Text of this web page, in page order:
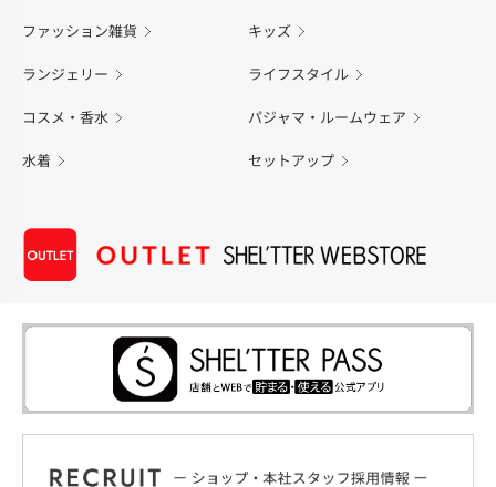
ファッション雑貨 キッズ
ランジェリー ライフスタイル
コスメ・香水 パジャマ・ルームウェア
水着 セットアップ